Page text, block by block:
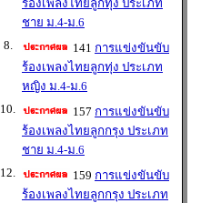
ร้องเพลงไทยลูกทุ่ง ประเภท
ชาย ม.4-ม.6
8. 141 การแข่งขันขับ
ร้องเพลงไทยลูกทุ่ง ประเภท
หญิง ม.4-ม.6
10. 157 การแข่งขันขับ
ร้องเพลงไทยลูกกรุง ประเภท
ชาย ม.4-ม.6
12. 159 การแข่งขันขับ
ร้องเพลงไทยลูกกรุง ประเภท